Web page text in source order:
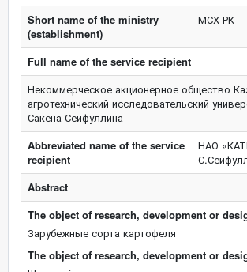
Short name of the ministry
(establishment)
МСХ РК
Full name of the service recipient
Некоммерческое акционерное общество
агротехнический исследовательский
Сакена Сейфуллина
Abbreviated name of the service
recipient
НАО
Abstract
The object of research, development or
Зарубежные сорта картофеля
The object of research, development or